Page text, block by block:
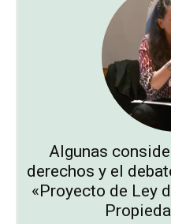
Algunas
derechos y el
«Proyecto de Ley